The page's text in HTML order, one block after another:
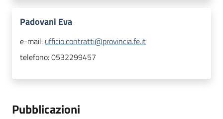
Padovani Eva
e-mail: ufficio.contratti@provincia.fe.it
telefono:0532299457
Pubblicazioni